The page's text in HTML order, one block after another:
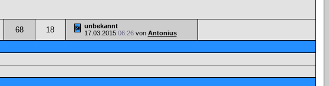
68 18
unbekannt
17.03.2015 06:26von Antonius